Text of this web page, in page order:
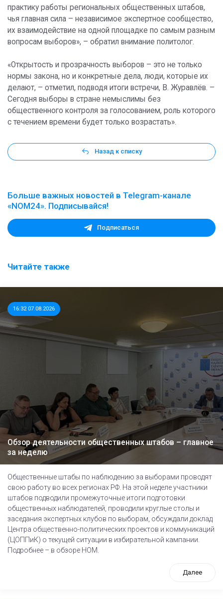
практику работы региональных общественных штабов,
чья главная сила – независимое экспертное сообщество,
их взаимодействие на одной площадке по самым разным
вопросам выборов», – обратил внимание политолог.
«Открытость и прозрачность выборов – это не только
нормы закона, но и конкретные дела, люди, которые их
делают, – отметил, подводя итоги встречи, В. Журавлёв. –
Сегодня выборы в стране немыслимы без
общественного контроля за голосованием, роль которого
с течением времени будет только возрастать».
Назад к списку
Больше важных новостей в Telegram-канале
«NOM24». Подписывайся!
Подписаться
Читайте также
16:32 07.08.2026
Обзор деятельности общественных штабов – главное
за неделю
Общественные штабы по наблюдению за выборами проводят
свою работу во всех регионах РФ. На этой неделе участники
штабов подводили промежуточные итоги подготовки
общественных наблюдателей, проводили круглые столы и
заседания экспертных клубов по выборам, обсуждали доклад
Центра общественно-политических проектов и коммуникаций
(ЦОППиК) о текущей ситуации в избирательной кампании.
Подробнее – в обзоре НОМ.
Далее